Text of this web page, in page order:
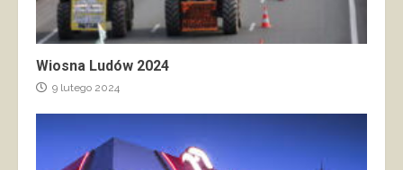
Wiosna Ludów 2024
9 lutego 2024